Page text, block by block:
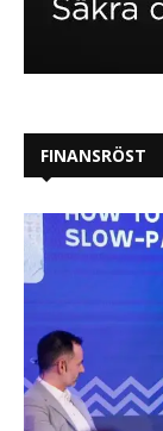
FINANSRÖST